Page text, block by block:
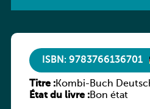
ISBN: 9783766136701
Titre :Kombi-Buch
Sprachbuch
État du livre :Bon état